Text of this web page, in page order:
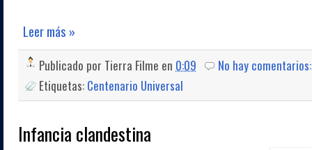
Leer más »
Publicado por Tierra Filme en 0:09
No hay
Etiquetas: Centenario Universal
Infancia clandestina